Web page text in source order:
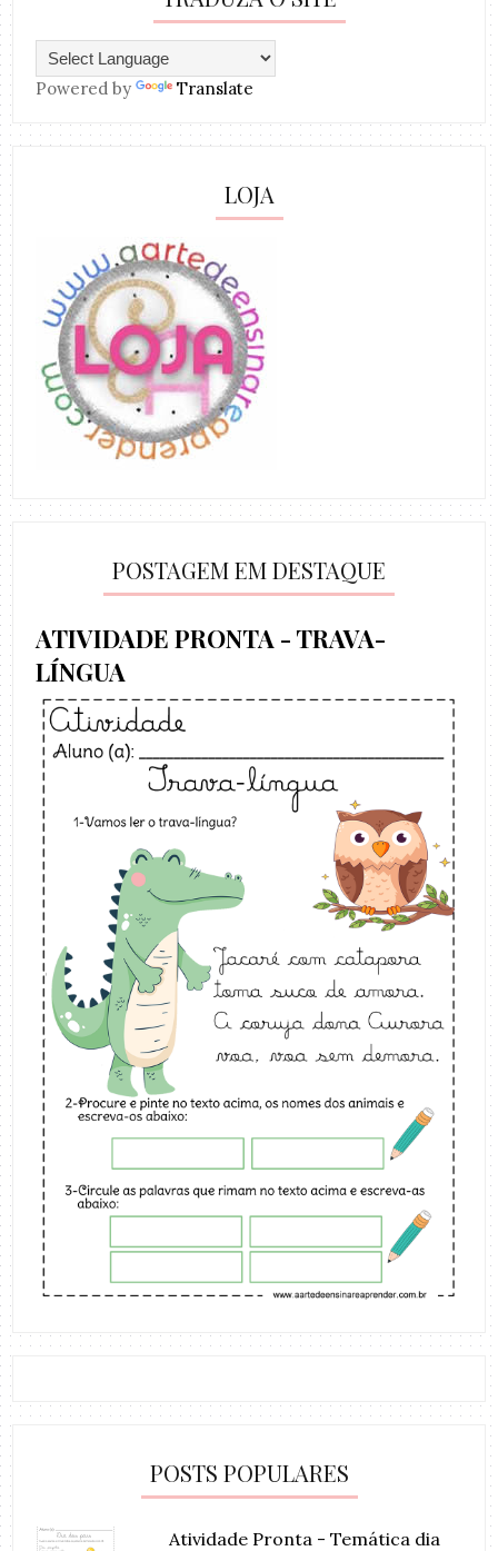
Powered by Translate
LOJA
POSTAGEM EM DESTAQUE
ATIVIDADE PRONTA - TRAVA-
LÍNGUA
POSTS POPULARES
Atividade Pronta - Temática dia